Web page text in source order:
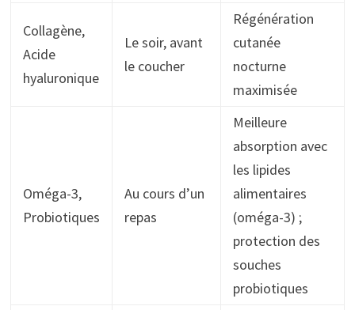
Collagène,
Acide
hyaluronique
Le soir, avant
le coucher
Régénération
cutanée
nocturne
maximisée
Oméga-3,
Probiotiques
Au cours d’un
repas
Meilleure
absorption avec
les lipides
alimentaires
(oméga-3) ;
protection des
souches
probiotiques